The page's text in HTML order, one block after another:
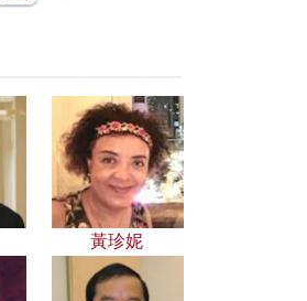
黃珍妮